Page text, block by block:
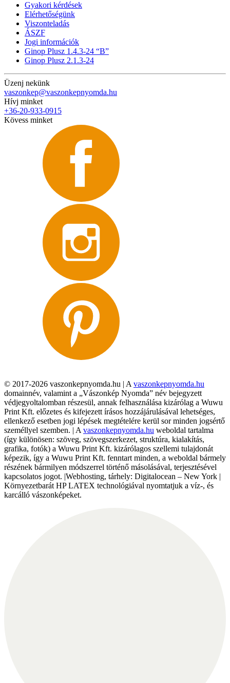
Gyakori kérdések
Elérhetőségünk
Viszonteladás
ÁSZF
Jogi információk
Ginop Plusz 1.4.3-24 “B”
Ginop Plusz 2.1.3-24
Üzenj nekünk
vaszonkep@vaszonkepnyomda.hu
Hívj minket
+36-20-933-0915
Kövess minket
© 2017-2026 vaszonkepnyomda.hu | A vaszonkepnyomda.hu
domainnév, valamint a „Vászonkép Nyomda” név bejegyzett
védjegyoltalomban részesül, annak felhasználása kizárólag a Wuwu
Print Kft. előzetes és kifejezett írásos hozzájárulásával lehetséges,
ellenkező esetben jogi lépések megtételére kerül sor minden jogsértő
személlyel szemben. | A vaszonkepnyomda.hu weboldal tartalma
(így különösen: szöveg, szövegszerkezet, struktúra, kialakítás,
grafika, fotók) a Wuwu Print Kft. kizárólagos szellemi tulajdonát
képezik, így a Wuwu Print Kft. fenntart minden, a weboldal bármely
részének bármilyen módszerrel történő másolásával, terjesztésével
kapcsolatos jogot. |Webhosting, tárhely: Digitalocean – New York |
Környezetbarát HP LATEX technológiával nyomtatjuk a víz-, és
karcálló vászonképeket.